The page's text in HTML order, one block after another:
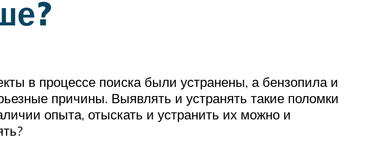
в процессе поиска были устранены, а бензопила и
причины. Выявлять и устранять такие поломки
опыта, отыскать и устранить их можно и